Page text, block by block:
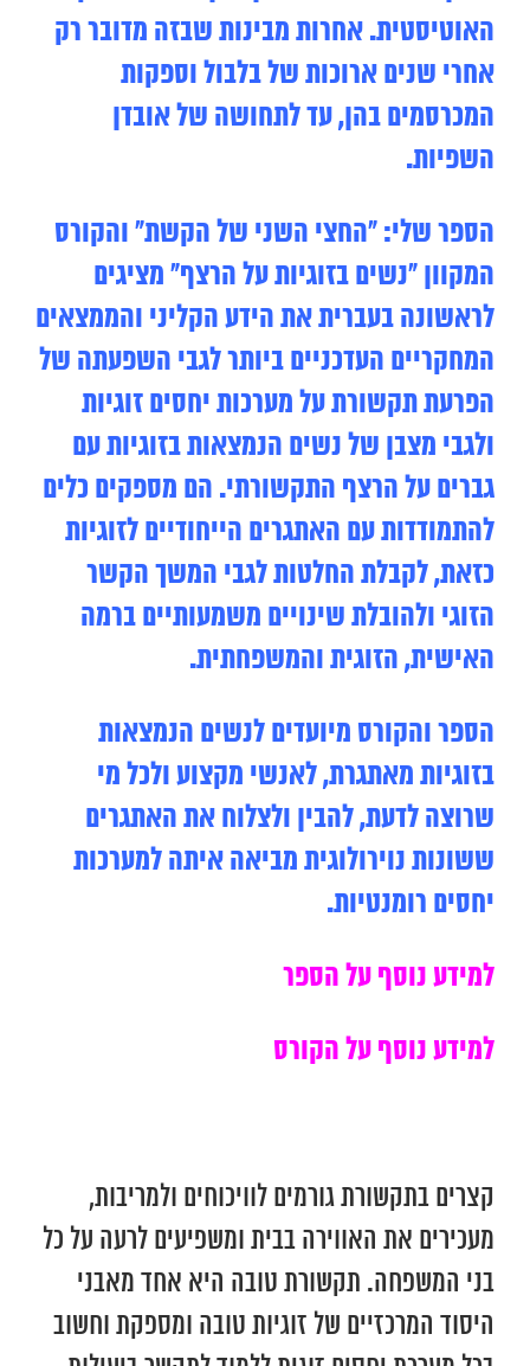
האוטיסטית. אחרות מבינות שבזה מדובר רק
אחרי שנים ארוכות של בלבול וספקות
המכרסמים בהן, עד לתחושה של אובדן
השפיות.
הספר שלי: “החצי השני של הקשת” והקורס
המקוון “נשים בזוגיות על הרצף” מציגים
לראשונה בעברית את הידע הקליני והממצאים
המחקריים העדכניים ביותר לגבי השפעתה של
הפרעת תקשורת על מערכות יחסים זוגיות
ולגבי מצבן של נשים הנמצאות בזוגיות עם
גברים על הרצף התקשורתי. הם מספקים כלים
להתמודדות עם האתגרים הייחודיים לזוגיות
כזאת, לקבלת החלטות לגבי המשך הקשר
הזוגי ולהובלת שינויים משמעותיים ברמה
האישית, הזוגית והמשפחתית.
הספר והקורס מיועדים לנשים הנמצאות
בזוגיות מאתגרת, לאנשי מקצוע ולכל מי
שרוצה לדעת, להבין ולצלוח את האתגרים
ששונות נוירולוגית מביאה איתה למערכות
יחסים רומנטיות.
למידע נוסף על הספר
למידע נוסף על הקורס
קצרים בתקשורת גורמים לוויכוחים ולמריבות,
מעכירים את האווירה בבית ומשפיעים לרעה על כל
בני המשפחה. תקשורת טובה היא אחד מאבני
היסוד המרכזיים של זוגיות טובה ומספקת וחשוב